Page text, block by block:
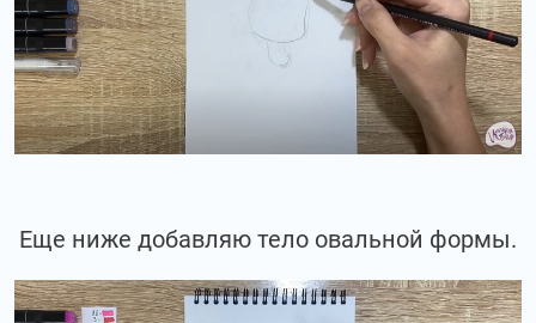
Еще ниже добавляю тело овальной формы.